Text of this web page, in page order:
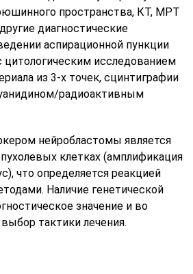
пространства, КТ, МРТ
диагностические
аспирационной пункции
цитологическим исследованием
из 3-х точек, сцинтиграфии
радиоактивным
нейробластомы является
клетках (амплификация
что определяется реакцией
Наличие генетической
значение и во
тактики лечения.